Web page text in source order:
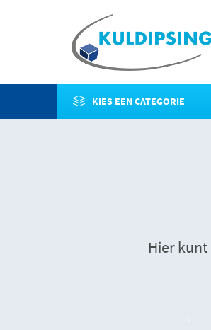
KIES EEN CATEGORIE
Hier